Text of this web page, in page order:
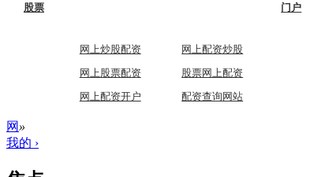
股票
网上炒股配资
网上配资炒股
网上股票配资
股票网上配资
网上配资开户
配资查询网站
门户
网 »
我的 ›